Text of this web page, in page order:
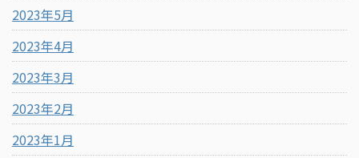
2023年5月
2023年4月
2023年3月
2023年2月
2023年1月